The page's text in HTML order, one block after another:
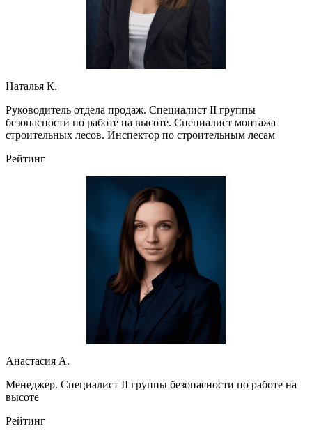
Наталья К.
Руководитель отдела продаж. Специалист II группы
безопасности по работе на высоте. Специалист монтажа
строительных лесов. Инспектор по строительным лесам
Рейтинг
Анастасия А.
Менеджер. Специалист II группы безопасности по работе на
высоте
Рейтинг